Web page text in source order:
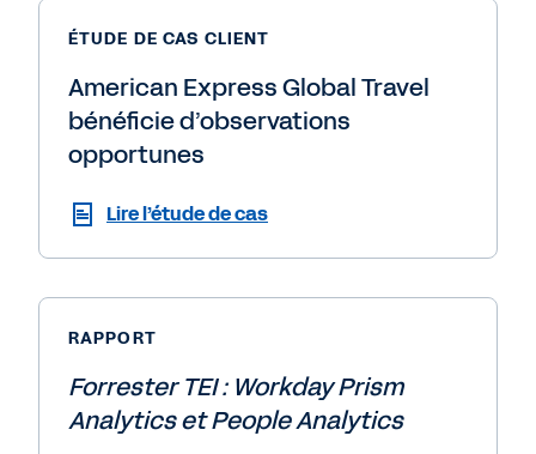
ÉTUDE DE CAS CLIENT
American Express Global Travel
bénéficie d’observations
opportunes
Lire l’étude de cas
RAPPORT
Forrester TEI : Workday Prism
Analytics et People Analytics